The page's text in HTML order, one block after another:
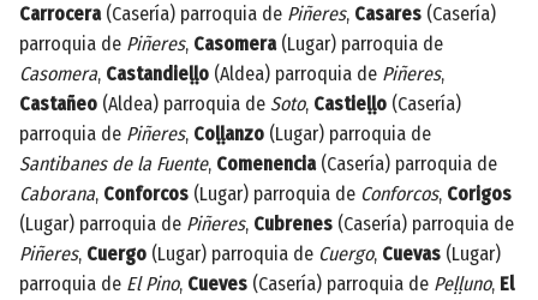
Carrocera(Casería) parroquia de Piñeres, Casares (Casería)
parroquia de Piñeres, Casomera(Lugar) parroquia de
Casomera, Castandieḷḷo (Aldea) parroquia de Piñeres,
Castañeo (Aldea) parroquia de Soto, Castieḷḷo (Casería)
parroquia de Piñeres, Coḷḷanzo (Lugar) parroquia de
Santibanes de la Fuente, Comenencia(Casería) parroquia de
Caborana, Conforcos (Lugar) parroquia de Conforcos, Corigos
(Lugar) parroquia de Piñeres, Cubrenes (Casería) parroquia de
Piñeres, Cuergo (Lugar) parroquia de Cuergo, Cuevas (Lugar)
parroquia de El Pino, Cueves (Casería) parroquia de Peḷḷuno, El